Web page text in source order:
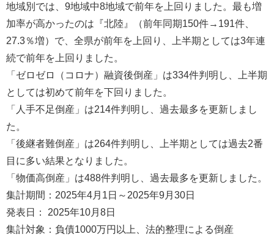
地域別では、9地域中8地域で前年を上回りました。最も増
加率が高かったのは『北陸』（前年同期150件→191件、
27.3％増）で、全県が前年を上回り、上半期としては3年連
続で前年を上回りました。
「ゼロゼロ（コロナ）融資後倒産」は334件判明し、上半期
としては初めて前年を下回りました。
「人手不足倒産」は214件判明し、過去最多を更新しまし
た。
「後継者難倒産」は264件判明し、上半期としては過去2番
目に多い結果となりました。
「物価高倒産」は488件判明し、過去最多を更新しました。
集計期間：2025年4月1日～2025年9月30日
発表日： 2025年10月8日
集計対象：負債1000万円以上、法的整理による倒産